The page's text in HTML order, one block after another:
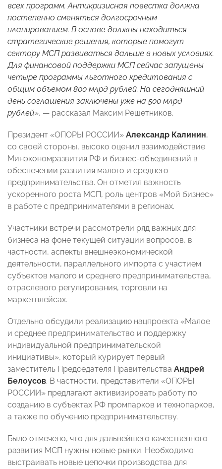
всех программ. Антикризисная повестка должна
постепенно сменяться долгосрочным
планированием. В основе должны находиться
стратегические решения, которые помогут
сектору МСП развиваться дальше в новых условиях.
Для финансовой поддержки МСП сейчас запущены
четыре программы льготного кредитования с
общим объемом 800 млрд рублей. На сегодняшний
день соглашения заключены уже на 500 млрд
рублей», — рассказал Максим Решетников.
Президент «ОПОРЫ РОССИИ» Александр Калинин,
со своей стороны, высоко оценил взаимодействие
Минэкономразвития РФ и бизнес-объединений в
обеспечении развития малого и среднего
предпринимательства. Он отметил важность
ускоренного роста МСП, роль центров «Мой бизнес»
в работе с предпринимателями в регионах.
Участники встречи рассмотрели ряд важных для
бизнеса на фоне текущей ситуации вопросов, в
частности, аспекты внешнеэкономической
деятельности, параллельного импорта с участием
субъектов малого и среднего предпринимательства,
отраслевого регулирования, торговли на
маркетплейсах.
Отдельно обсудили реализацию нацпроекта «Малое
и среднее предпринимательство и поддержку
индивидуальной предпринимательской
инициативы», который курирует первый
заместитель Председателя Правительства Андрей
Белоусов. В частности, представители «ОПОРЫ
РОССИИ» предлагают активизировать работу по
созданию в субъектах РФ промпарков и технопарков,
а также по обучению предпринимательству.
Было отмечено, что для дальнейшего качественного
развития МСП нужны новые рынки. Необходимо
выстраивать новые цепочки производства для